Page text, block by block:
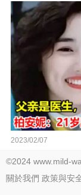
2023/02/07
©2024 www.mild-
關於我們 政策與安